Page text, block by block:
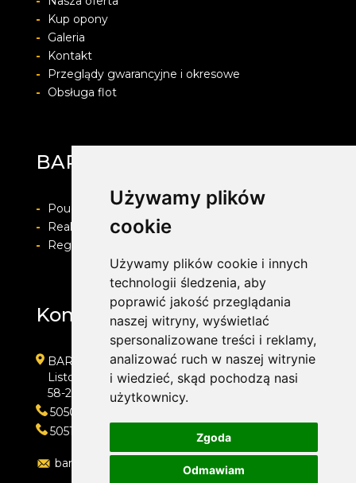
Używamy plików
cookie
Używamy plików cookie i innych
technologii śledzenia, aby
poprawić jakość przeglądania
naszej witryny, wyświetlać
spersonalizowane treści i reklamy,
analizować ruch w naszej witrynie
i wiedzieć, skąd pochodzą nasi
użytkownicy.
Zgoda
Odmawiam
-
Kup opony
-
Galeria
-
Kontakt
-
Przeglądy gwarancyjne i okresowe
-
Obsługa flot
BARWACZ GROUP
-
Pouczenie o prawie do odstapienia od umowy
-
Realizacja zamówienia i formy płatności
-
Regulamin i Polityka prywatności
Kontakt
BARWACZ GROUP
Listopada 7
58-200 Dzierżoniów
505016318
505143159
barwacz.group@gmail.com